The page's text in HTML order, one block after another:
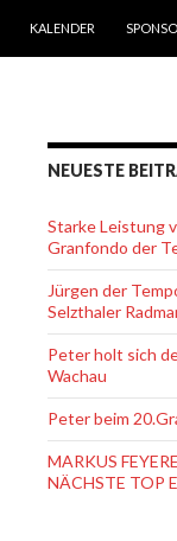
KALENDER
NEUESTE
Starke Leistung
Granfondo der
Jürgen der
Selzthaler
Peter holt sich
Wachau
Peter beim
MARKUS
NÄCHSTE TOP